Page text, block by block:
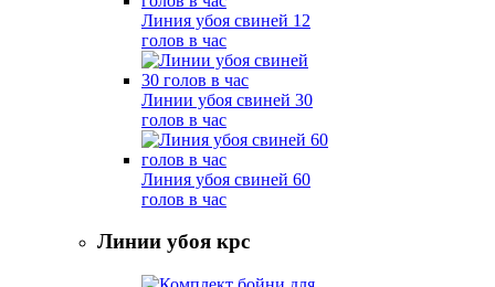
Линия убоя свиней 12
голов в час
Линии убоя свиней 30
голов в час
Линия убоя свиней 60
голов в час
Линии убоя крс